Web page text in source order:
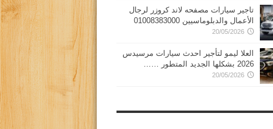
تاجير سيارات مصفحه لاند كروزر لرجال
الأعمال والدبلوماسيين 01008383000
20/05/2026
العلا ليمو لتأجير احدث سيارات مرسيدس
2026 بشكلها الجديد المتطور ……
20/05/2026